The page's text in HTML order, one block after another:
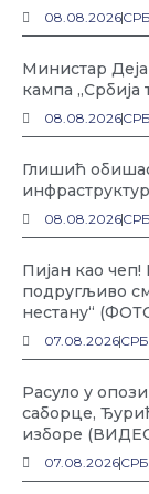
08.08.2026
Министар
кампа „Србија
08.08.2026
Глишић
08.08.2026
Пијан као чеп!
подругљиво
нестану“
07.08.2026
Расуло у
саборце,
изборе
07.08.2026